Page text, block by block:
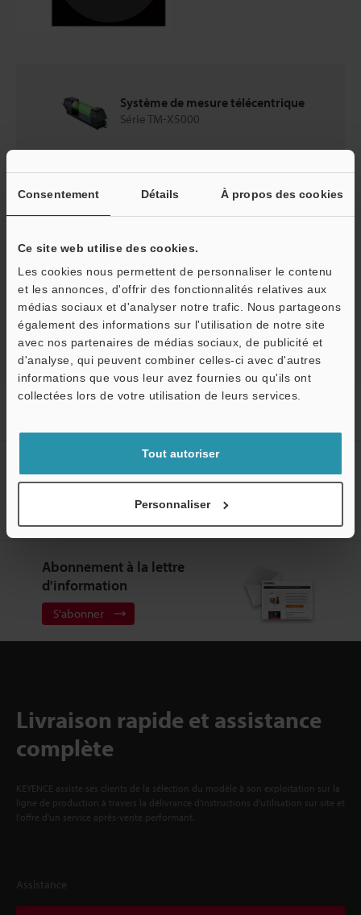
Consentement Détails À propos des cookies
Ce site web utilise des cookies.
Les cookies nous permettent de personnaliser le contenu
et les annonces, d'offrir des fonctionnalités relatives aux
médias sociaux et d'analyser notre trafic. Nous partageons
également des informations sur l'utilisation de notre site
avec nos partenaires de médias sociaux, de publicité et
d'analyse, qui peuvent combiner celles-ci avec d'autres
informations que vous leur avez fournies ou qu'ils ont
collectées lors de votre utilisation de leurs services.
Tout autoriser
Personnaliser
Système de mesure télécentrique
Série TM-X5000
Catalogues
Prix
Retour vers « Sélection de produits par industrie et
application »
Abonnement à la lettre
d'information
S'abonner
Livraison rapide et assistance
complète
KEYENCE assiste ses clients de la sélection du modèle à son exploitation sur la
ligne de production à travers la délivrance d'instructions d'utilisation sur site et
l'offre d'un service après-vente performant.
Assistance